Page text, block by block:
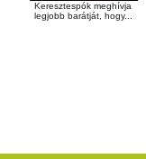
Keresztespók meghívja
legjobb barátját, hogy...